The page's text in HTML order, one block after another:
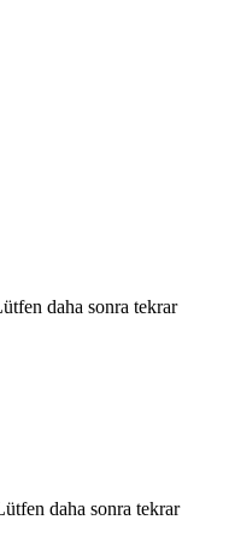
daha sonra tekrar
daha sonra tekrar